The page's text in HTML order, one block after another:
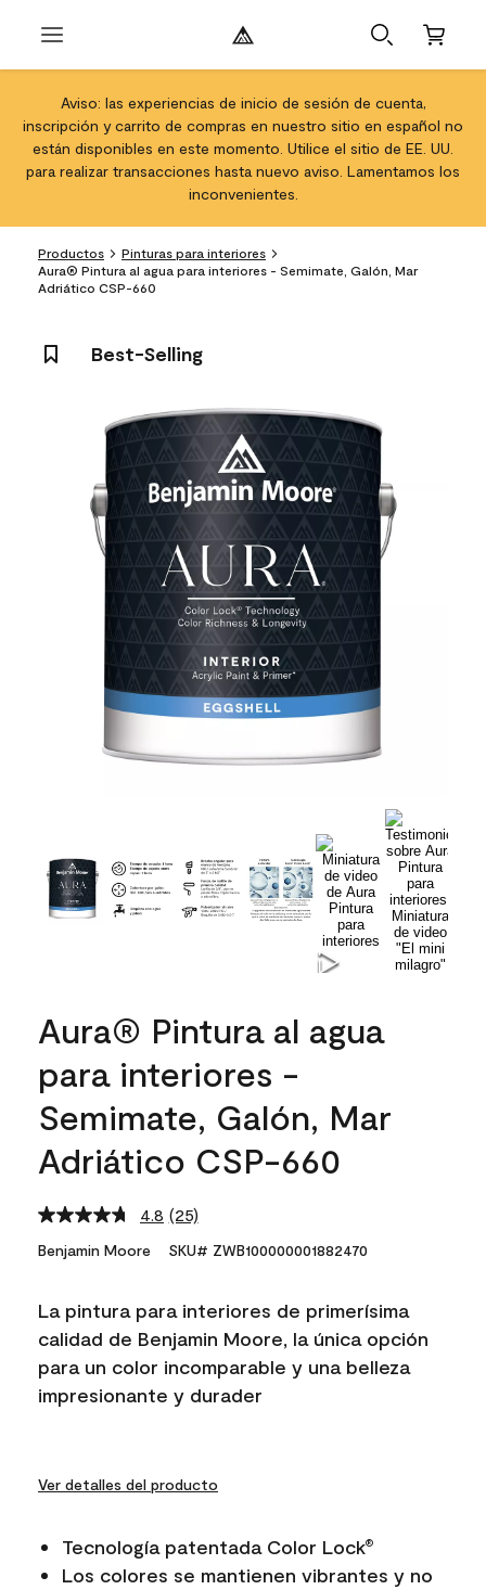
Aviso: las experiencias de inicio de sesión de cuenta,
inscripción y carrito de compras en nuestro sitio en español no
están disponibles en este momento. Utilice el sitio de EE. UU.
para realizar transacciones hasta nuevo aviso. Lamentamos los
inconvenientes.
Productos
Pinturas para interiores
Aura® Pintura al agua para interiores - Semimate, Galón, Mar
Adriático CSP-660
Best-Selling
Aura® Pintura al agua
para interiores -
Semimate, Galón, Mar
Adriático CSP-660
4.8 Read
25
Reviews.
link.
(25)
Benjamin Moore SKU# ZWB100000001882470
La pintura para interiores de primerísima
calidad de Benjamin Moore, la única opción
para un color incomparable y una belleza
impresionante y durader
Ver detalles del producto
Tecnología patentada Color Lock®
Los colores se mantienen vibrantes y no